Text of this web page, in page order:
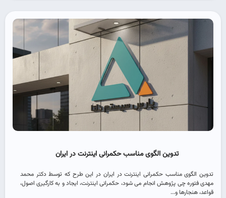
تدوین الگوی مناسب حکمرانی اینترنت در ایران
تدوین الگوی مناسب حکمرانی اینترنت در ایران در این طرح که توسط دکتر محمد
مهدی فتوره چی پژوهش انجام می شود، حکمرانی اینترنت، ایجاد و به کارگیری اصول،
قواعد، هنجارها و...